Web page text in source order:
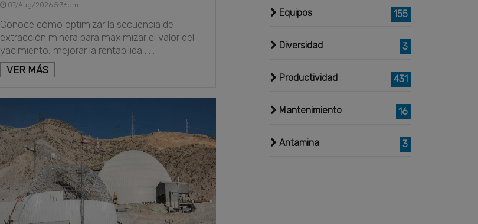
07/Aug/2026 5:36pm
Conoce cómo optimizar la secuencia de
extracción minera para maximizar el valor del
yacimiento, mejorar la rentabilida . . .
VER MÁS
Equipos 155
Diversidad 3
Productividad 431
Mantenimiento 16
Antamina 3